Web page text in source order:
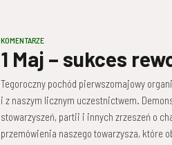
KOMENTARZE
1 Maj – sukces
Tegoroczny pochód pierwszomajowy
i z naszym licznym uczestnictwem.
stowarzyszeń, partii i innych zrzeszeń o
przemówienia naszego towarzysza, które